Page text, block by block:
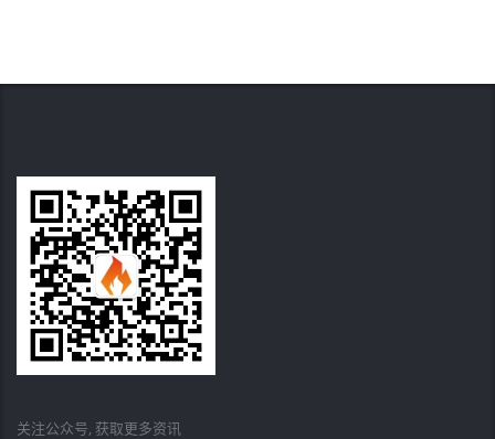
关注公众号, 获取更多资讯